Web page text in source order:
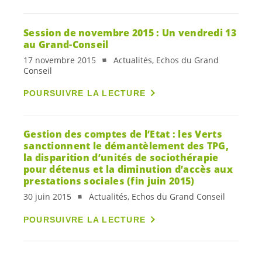
Session de novembre 2015 : Un vendredi 13
au Grand-Conseil
17 novembre 2015
Actualités, Echos du Grand
Conseil
POURSUIVRE LA LECTURE
Gestion des comptes de l’Etat : les Verts
sanctionnent le démantèlement des TPG,
la disparition d’unités de sociothérapie
pour détenus et la diminution d’accès aux
prestations sociales (fin juin 2015)
30 juin 2015 Actualités, Echos du Grand Conseil
POURSUIVRE LA LECTURE